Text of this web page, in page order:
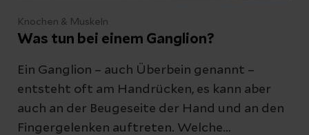
Knochen & Muskeln
Was tun bei einem Ganglion?
Ein Ganglion – auch Überbein genannt –
entsteht oft am Handrücken, es kann aber
auch an der Beugeseite der Hand und an den
Fingergelenken auftreten. Welche